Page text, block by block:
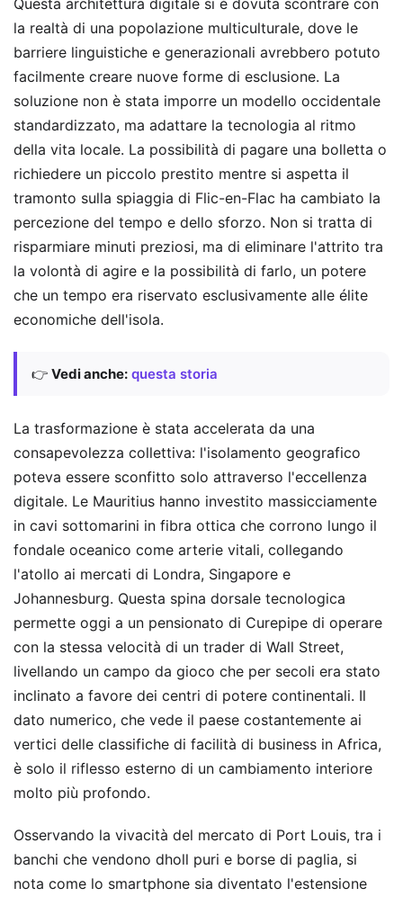
la realtà di una popolazione multiculturale, dove le
barriere linguistiche e generazionali avrebbero potuto
facilmente creare nuove forme di esclusione. La
soluzione non è stata imporre un modello occidentale
standardizzato, ma adattare la tecnologia al ritmo
della vita locale. La possibilità di pagare una bolletta o
richiedere un piccolo prestito mentre si aspetta il
tramonto sulla spiaggia di Flic-en-Flac ha cambiato la
percezione del tempo e dello sforzo. Non si tratta di
risparmiare minuti preziosi, ma di eliminare l'attrito tra
la volontà di agire e la possibilità di farlo, un potere
che un tempo era riservato esclusivamente alle élite
economiche dell'isola.
👉 Vedi anche: questa storia
La trasformazione è stata accelerata da una
consapevolezza collettiva: l'isolamento geografico
poteva essere sconfitto solo attraverso l'eccellenza
digitale. Le Mauritius hanno investito massicciamente
in cavi sottomarini in fibra ottica che corrono lungo il
fondale oceanico come arterie vitali, collegando
l'atollo ai mercati di Londra, Singapore e
Johannesburg. Questa spina dorsale tecnologica
permette oggi a un pensionato di Curepipe di operare
con la stessa velocità di un trader di Wall Street,
livellando un campo da gioco che per secoli era stato
inclinato a favore dei centri di potere continentali. Il
dato numerico, che vede il paese costantemente ai
vertici delle classifiche di facilità di business in Africa,
è solo il riflesso esterno di un cambiamento interiore
molto più profondo.
Osservando la vivacità del mercato di Port Louis, tra i
banchi che vendono dholl puri e borse di paglia, si
nota come lo smartphone sia diventato l'estensione